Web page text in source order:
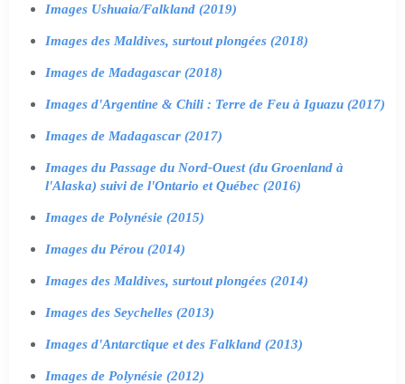
Images Ushuaia/Falkland (2019)
Images des Maldives, surtout plongées (2018)
Images de Madagascar (2018)
Images d'Argentine & Chili : Terre de Feu à Iguazu (2017)
Images de Madagascar (2017)
Images du Passage du Nord-Ouest (du Groenland à
l'Alaska) suivi de l'Ontario et Québec (2016)
Images de Polynésie (2015)
Images du Pérou (2014)
Images des Maldives, surtout plongées (2014)
Images des Seychelles (2013)
Images d'Antarctique et des Falkland (2013)
Images de Polynésie (2012)